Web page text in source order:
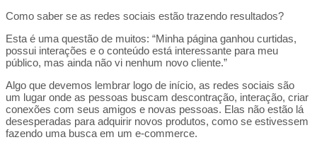
Como saber se as redes sociais estão trazendo resultados?
Esta é uma questão de muitos: “Minha página ganhou curtidas,
possui interações e o conteúdo está interessante para meu
público, mas ainda não vi nenhum novo cliente.”
Algo que devemos lembrar logo de início, as redes sociais são
um lugar onde as pessoas buscam descontração, interação, criar
conexões com seus amigos e novas pessoas. Elas não estão lá
desesperadas para adquirir novos produtos, como se estivessem
fazendo uma busca em um e-commerce.